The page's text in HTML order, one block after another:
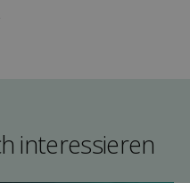
interessieren